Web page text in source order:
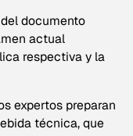
documento
actual
respectiva y la
expertos preparan
técnica, que